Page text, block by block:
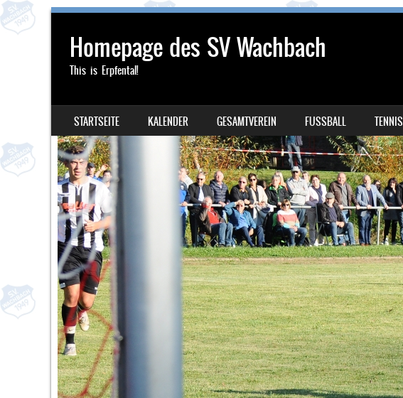
Homepage des SV Wachbach
This is Erpfental!
MENU
SKIP TO CONTENT
STARTSEITE KALENDER GESAMTVEREIN FUSSBALL TENNIS